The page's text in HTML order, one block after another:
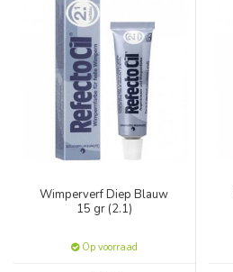
Wimperverf Diep Blauw
15 gr (2.1)
Op voorraad